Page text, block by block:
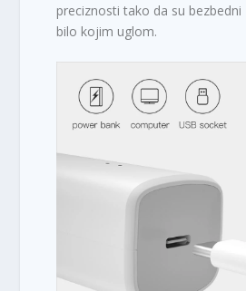
preciznosti tako da su
bilo kojim uglom.